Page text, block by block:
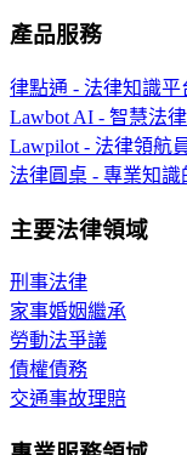
產品服務
律點通 - 法律知識平
Lawbot AI - 智慧法
Lawpilot - 法律領航
法律圓桌 - 專業知識
主要法律領域
刑事法律
家事婚姻繼承
勞動法爭議
債權債務
交通事故理賠